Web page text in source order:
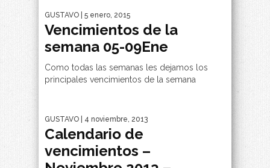
GUSTAVO | 5 enero, 2015
Vencimientos de la
semana 05-09Ene
Como todas las semanas les dejamos los
principales vencimientos de la semana
GUSTAVO | 4 noviembre, 2013
Calendario de
vencimientos –